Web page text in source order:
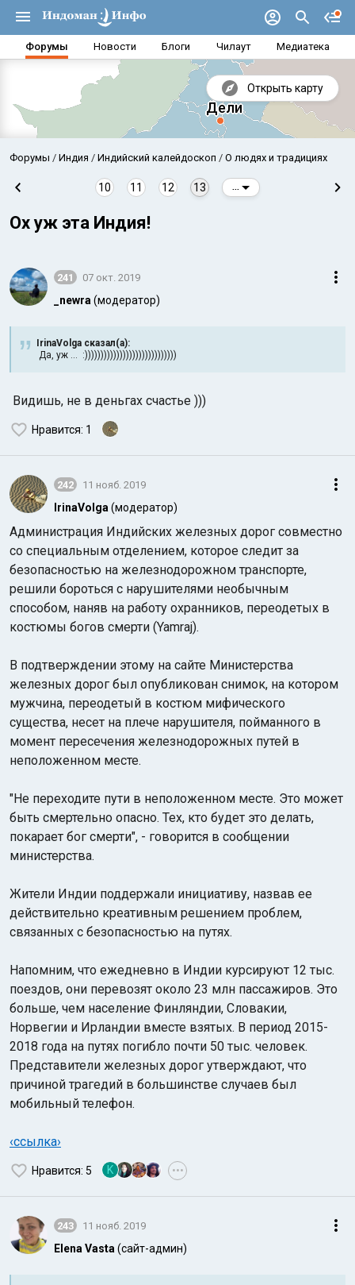
Форумы Новости Блоги Чилаут Медиатека
Открыть карту
Форумы Индия Индийский калейдоскоп О людях и традициях
10 11 12 13
Ох уж эта Индия!
241 07 окт. 2019
_newra (модератор)
IrinaVolga сказал(а):
Да, уж ... :)))))))))))))))))))))))))))))
Видишь, не в деньгах счастье )))
Нравится: 1
242 11 нояб. 2019
IrinaVolga (модератор)
Администрация Индийских железных дорог совместно
со специальным отделением, которое следит за
безопасностью на железнодорожном транспорте,
решили бороться с нарушителями необычным
способом, наняв на работу охранников, переодетых в
костюмы богов смерти (Yamraj).
В подтверждении этому на сайте Министерства
железных дорог был опубликован снимок, на котором
мужчина, переодетый в костюм мифического
существа, несет на плече нарушителя, пойманного в
момент пересечения железнодорожных путей в
неположенном месте.
"Не переходите пути в неположенном месте. Это может
быть смертельно опасно. Тех, кто будет это делать,
покарает бог смерти", - говорится в сообщении
министерства.
Жители Индии поддержали инициативу, назвав ее
действительно креативным решением проблем,
связанных с безопасностью на путях.
Напомним, что ежедневно в Индии курсируют 12 тыс.
поездов, они перевозят около 23 млн пассажиров. Это
больше, чем население Финляндии, Словакии,
Норвегии и Ирландии вместе взятых. В период 2015-
2018 года на путях погибло почти 50 тыс. человек.
Представители железных дорог утверждают, что
причиной трагедий в большинстве случаев был
мобильный телефон.
‹ссылка›
Нравится: 5 K •••
243 11 нояб. 2019
Elena Vasta (сайт-админ)